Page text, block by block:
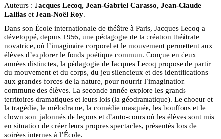
Auteurs : Jacques Lecoq, Jean-Gabriel Carasso, Jean-Claude
Lalliaset Jean-Noël Roy.
Dans son École internationale de théâtre à Paris, Jacques Lecoq a
développé, depuis 1956, une pédagogie de la création théâtrale
novatrice, où l’imaginaire corporel et le mouvement permettent aux
élèves d’explorer le fonds poétique commun. Conçue en deux
années distinctes, la pédagogie de Jacques Lecoq propose de partir
du mouvement et du corps, du jeu silencieux et des identifications
aux grandes forces de la nature, pour nourrir l’imagination
commune des élèves. La seconde année explore les grands
territoires dramatiques et leurs lois (la géodramatique). Le choeur et
la tragédie, le mélodrame, la comédie masquée, les bouffons et le
clown sont jalonnés de leçons et d’auto-cours où les élèves sont mis
en situation de créer leurs propres spectacles, présentés lors de
soirées internes à l’École.